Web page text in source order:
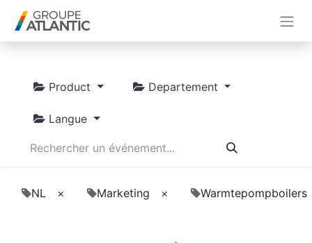
Product Departement
Langue
NL × Marketing × Warmtepompboilers